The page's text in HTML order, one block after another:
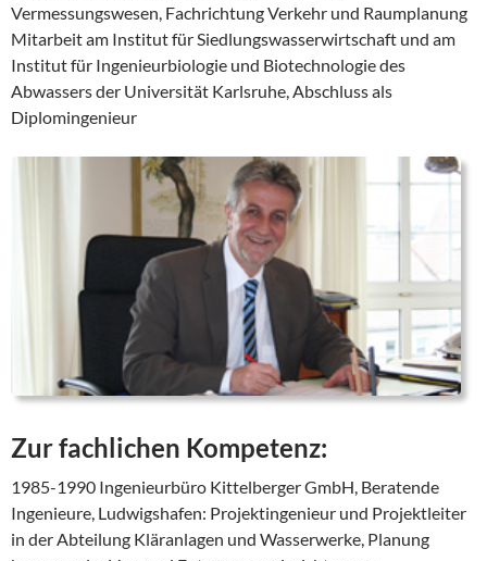
Vermessungswesen, Fachrichtung Verkehr und Raumplanung
Mitarbeit am Institut für Siedlungswasserwirtschaft und am
Institut für Ingenieurbiologie und Biotechnologie des
Abwassers der Universität Karlsruhe, Abschluss als
Diplomingenieur
Zur fachlichen Kompetenz:
1985-1990 Ingenieurbüro Kittelberger GmbH, Beratende
Ingenieure, Ludwigshafen: Projektingenieur und Projektleiter
in der Abteilung Kläranlagen und Wasserwerke, Planung